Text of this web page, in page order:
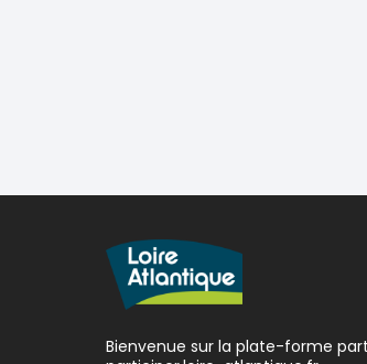
Bienvenue sur la plate-forme